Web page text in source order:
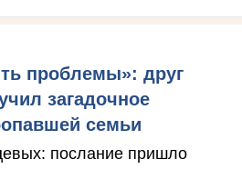
проблемы»: друг
загадочное
семьи
послание пришло